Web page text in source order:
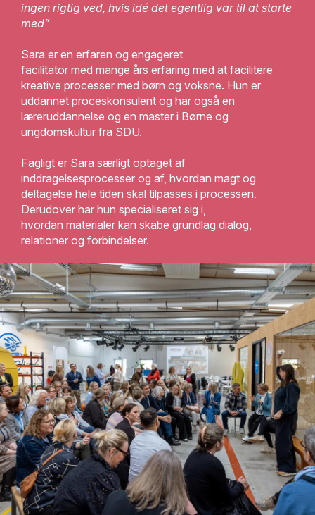
ingen rigtig ved, hvis idé det egentlig var til at starte
med”
Sara er en erfaren og engageret
facilitator med mange års erfaring med at facilitere
kreative processer med børn og voksne. Hun er
uddannet proceskonsulent og har også en
læreruddannelse og en master i Børne og
ungdomskultur fra SDU.
Fagligt er Sara særligt optaget af
inddragelsesprocesser og af, hvordan magt og
deltagelse hele tiden skal tilpasses i processen.
Derudover har hun specialiseret sig i,
hvordan materialer kan skabe grundlag dialog,
relationer og forbindelser.